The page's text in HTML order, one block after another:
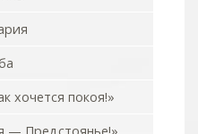
хочется покоя!»